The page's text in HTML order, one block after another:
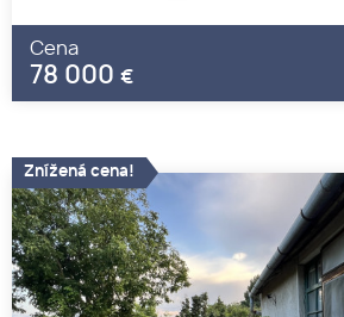
Cena
78 000 €
Znížená cena!